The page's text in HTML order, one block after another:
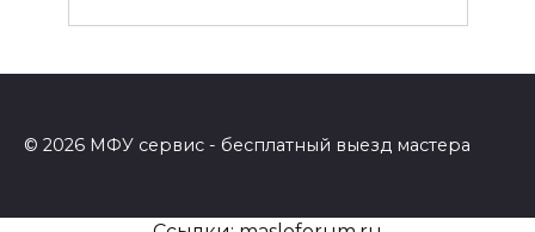
© 2026 МФУ сервис - бесплатный выезд мастера